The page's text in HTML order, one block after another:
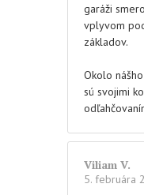
garáži
vplyvom
základov.
Okolo
sú svojimi
Viliam V.
5. februára